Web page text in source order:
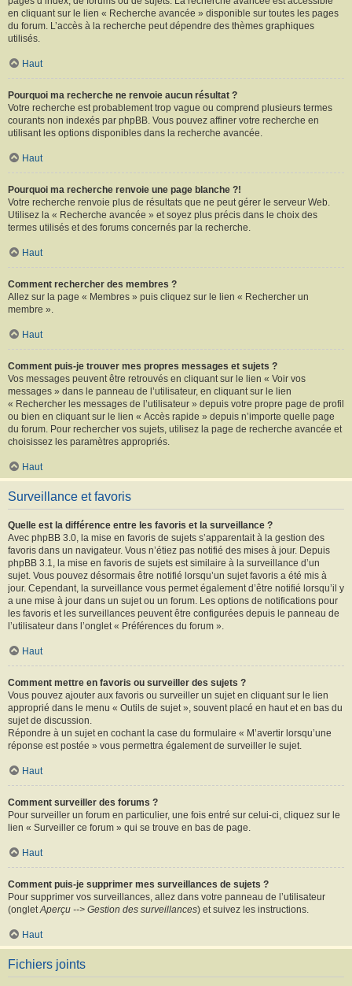
en cliquant sur le lien « Recherche avancée » disponible sur toutes les pages
du forum. L’accès à la recherche peut dépendre des thèmes graphiques
utilisés.
Haut
Pourquoi ma recherche ne renvoie aucun résultat ?
Votre recherche est probablement trop vague ou comprend plusieurs termes
courants non indexés par phpBB. Vous pouvez affiner votre recherche en
utilisant les options disponibles dans la recherche avancée.
Haut
Pourquoi ma recherche renvoie une page blanche ?!
Votre recherche renvoie plus de résultats que ne peut gérer le serveur Web.
Utilisez la « Recherche avancée » et soyez plus précis dans le choix des
termes utilisés et des forums concernés par la recherche.
Haut
Comment rechercher des membres ?
Allez sur la page « Membres » puis cliquez sur le lien « Rechercher un
membre ».
Haut
Comment puis-je trouver mes propres messages et sujets ?
Vos messages peuvent être retrouvés en cliquant sur le lien « Voir vos
messages » dans le panneau de l’utilisateur, en cliquant sur le lien
« Rechercher les messages de l’utilisateur » depuis votre propre page de profil
ou bien en cliquant sur le lien « Accès rapide » depuis n’importe quelle page
du forum. Pour rechercher vos sujets, utilisez la page de recherche avancée et
choisissez les paramètres appropriés.
Haut
Surveillance et favoris
Quelle est la différence entre les favoris et la surveillance ?
Avec phpBB 3.0, la mise en favoris de sujets s’apparentait à la gestion des
favoris dans un navigateur. Vous n’étiez pas notifié des mises à jour. Depuis
phpBB 3.1, la mise en favoris de sujets est similaire à la surveillance d’un
sujet. Vous pouvez désormais être notifié lorsqu’un sujet favoris a été mis à
jour. Cependant, la surveillance vous permet également d’être notifié lorsqu’il y
a une mise à jour dans un sujet ou un forum. Les options de notifications pour
les favoris et les surveillances peuvent être configurées depuis le panneau de
l’utilisateur dans l’onglet « Préférences du forum ».
Haut
Comment mettre en favoris ou surveiller des sujets ?
Vous pouvez ajouter aux favoris ou surveiller un sujet en cliquant sur le lien
approprié dans le menu « Outils de sujet », souvent placé en haut et en bas du
sujet de discussion.
Répondre à un sujet en cochant la case du formulaire « M’avertir lorsqu’une
réponse est postée » vous permettra également de surveiller le sujet.
Haut
Comment surveiller des forums ?
Pour surveiller un forum en particulier, une fois entré sur celui-ci, cliquez sur le
lien « Surveiller ce forum » qui se trouve en bas de page.
Haut
Comment puis-je supprimer mes surveillances de sujets ?
Pour supprimer vos surveillances, allez dans votre panneau de l’utilisateur
(ongletAperçu --> Gestion des surveillances) et suivez les instructions.
Haut
Fichiers joints